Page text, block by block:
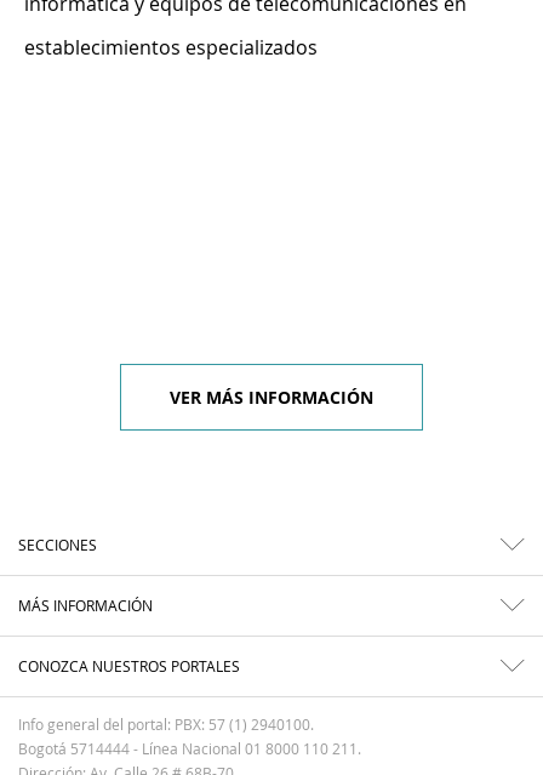
establecimientos especializados
VER MÁS INFORMACIÓN
SECCIONES
MÁS INFORMACIÓN
CONOZCA NUESTROS PORTALES
Info general del portal: PBX: 57 (1) 2940100.
Bogotá 5714444 - Línea Nacional 01 8000 110 211.